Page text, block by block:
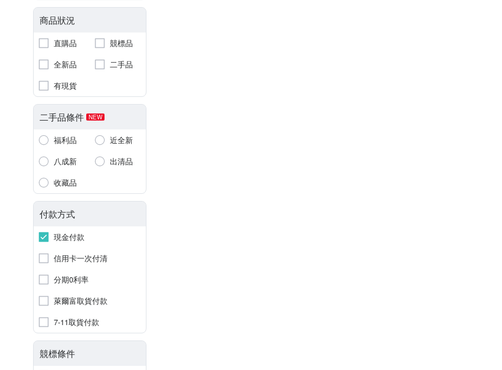
商品狀況
直購品
競標品
全新品
二手品
有現貨
二手品條件 NEW
福利品
近全新
八成新
出清品
收藏品
付款方式
現金付款
信用卡一次付清
分期0利率
萊爾富取貨付款
7-11取貨付款
競標條件